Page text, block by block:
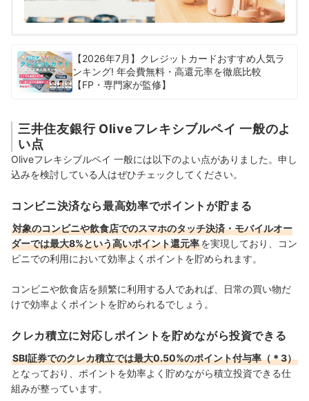
【2026年7月】クレジットカードおすすめ人気ラ
ンキング! 年会費無料・高還元率を徹底比較
【FP・専門家が監修】
三井住友銀行 Oliveフレキシブルペイ 一般のよ
い点
Oliveフレキシブルペイ 一般には以下のよい点がありました。申し
込みを検討している人はぜひチェックしてください。
コンビニ決済なら最高効率でポイントが貯まる
対象のコンビニや飲食店でのスマホのタッチ決済・モバイルオー
ダーでは最大8%という高いポイント還元率を実現しており、コン
ビニでの利用において効率よくポイントを貯められます。
コンビニや飲食店を頻繁に利用する人であれば、日常の買い物だ
けで効率よくポイントを貯められるでしょう。
クレカ積立に対応しポイントを貯めながら投資できる
SBI証券でのクレカ積立では最大0.50%のポイント付与率（＊3）
となっており、ポイントを効率よく貯めながら積立投資できる仕
組みが整っています。